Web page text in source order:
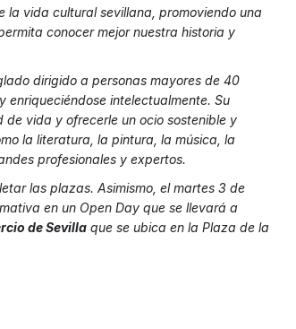
la vida cultural sevillana, promoviendo una
conocer mejor nuestra historia y
dirigido a personas mayores de 40
enriqueciéndose intelectualmente. Su
vida y ofrecerle un ocio sostenible y
la literatura, la pintura, la música, la
profesionales y expertos.
las plazas. Asimismo, el martes 3 de
en un Open Day que se llevará a
de Sevilla que se ubica en la Plaza de la